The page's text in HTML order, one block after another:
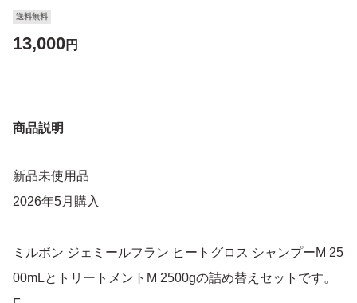
送料無料
13,000円
商品説明
新品未使用品
2026年5月購入
ミルボン ジェミールフラン ヒートグロス シャンプーM 25
00mLとトリートメントM 2500gの詰め替えセットです。